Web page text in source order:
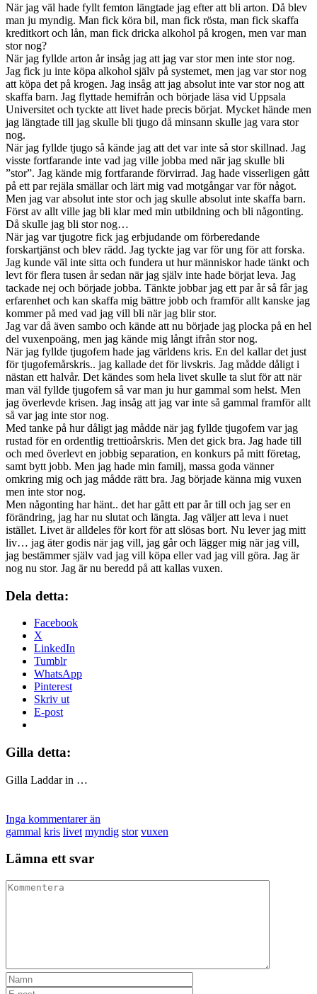
När jag väl hade fyllt femton längtade jag efter att bli arton. Då blev
man ju myndig. Man fick köra bil, man fick rösta, man fick skaffa
kreditkort och lån, man fick dricka alkohol på krogen, men var man
stor nog?
När jag fyllde arton år insåg jag att jag var stor men inte stor nog.
Jag fick ju inte köpa alkohol själv på systemet, men jag var stor nog
att köpa det på krogen. Jag insåg att jag absolut inte var stor nog att
skaffa barn. Jag flyttade hemifrån och började läsa vid Uppsala
Universitet och tyckte att livet hade precis börjat. Mycket hände men
jag längtade till jag skulle bli tjugo då minsann skulle jag vara stor
nog.
När jag fyllde tjugo så kände jag att det var inte så stor skillnad. Jag
visste fortfarande inte vad jag ville jobba med när jag skulle bli
”stor”. Jag kände mig fortfarande förvirrad. Jag hade visserligen gått
på ett par rejäla smällar och lärt mig vad motgångar var för något.
Men jag var absolut inte stor och jag skulle absolut inte skaffa barn.
Först av allt ville jag bli klar med min utbildning och bli någonting.
Då skulle jag bli stor nog…
När jag var tjugotre fick jag erbjudande om förberedande
forskartjänst och blev rädd. Jag tyckte jag var för ung för att forska.
Jag kunde väl inte sitta och fundera ut hur människor hade tänkt och
levt för flera tusen år sedan när jag själv inte hade börjat leva. Jag
tackade nej och började jobba. Tänkte jobbar jag ett par år så får jag
erfarenhet och kan skaffa mig bättre jobb och framför allt kanske jag
kommer på med vad jag vill bli när jag blir stor.
Jag var då även sambo och kände att nu började jag plocka på en hel
del vuxenpoäng, men jag kände mig långt ifrån stor nog.
När jag fyllde tjugofem hade jag världens kris. En del kallar det just
för tjugofemårskris.. jag kallade det för livskris. Jag mådde dåligt i
nästan ett halvår. Det kändes som hela livet skulle ta slut för att när
man väl fyllde tjugofem så var man ju hur gammal som helst. Men
jag överlevde krisen. Jag insåg att jag var inte så gammal framför allt
så var jag inte stor nog.
Med tanke på hur dåligt jag mådde när jag fyllde tjugofem var jag
rustad för en ordentlig trettioårskris. Men det gick bra. Jag hade till
och med överlevt en jobbig separation, en konkurs på mitt företag,
samt bytt jobb. Men jag hade min familj, massa goda vänner
omkring mig och jag mådde rätt bra. Jag började känna mig vuxen
men inte stor nog.
Men någonting har hänt.. det har gått ett par år till och jag ser en
förändring, jag har nu slutat och längta. Jag väljer att leva i nuet
istället. Livet är alldeles för kort för att slösas bort. Nu lever jag mitt
liv… jag äter godis när jag vill, jag går och lägger mig när jag vill,
jag bestämmer själv vad jag vill köpa eller vad jag vill göra. Jag är
nog nu stor. Jag är nu beredd på att kallas vuxen.
Dela detta:
Facebook
X
LinkedIn
Tumblr
WhatsApp
Pinterest
Skriv ut
E-post
Gilla detta:
Gilla Laddar in …
Inga kommentarer än
gammal kris livet myndig stor vuxen
Lämna ett svar